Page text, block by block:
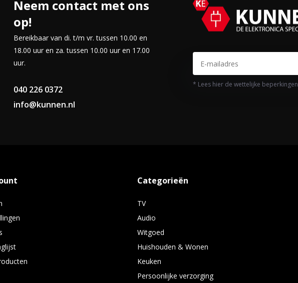
Neem contact met ons
op!
Bereikbaar van di. t/m vr. tussen 10.00 en
18.00 uur en za. tussen 10.00 uur en 17.00
uur.
040 226 0372
info@kunnen.nl
* Lees hier de wettelijke beperkingen
Categorieën
TV
Audio
Witgoed
Huishouden & Wonen
Keuken
Persoonlijke verzorging